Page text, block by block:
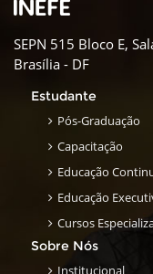
SEPN 515 Bloco E,
Brasília - DF
Estudante
Pós-Graduação
Capacitação
Educação
Educação
Cursos
Sobre Nós
Institucional